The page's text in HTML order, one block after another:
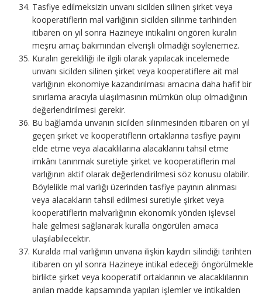
Tasfiye edilmeksizin unvanı sicilden silinen şirket veya
kooperatiflerin mal varlığının sicilden silinme tarihinden
itibaren on yıl sonra Hazineye intikalini öngören kuralın
meşru amaç bakımından elverişli olmadığı söylenemez.
Kuralın gerekliliği ile ilgili olarak yapılacak incelemede
unvanı sicilden silinen şirket veya kooperatiflere ait mal
varlığının ekonomiye kazandırılması amacına daha hafif bir
sınırlama aracıyla ulaşılmasının mümkün olup olmadığının
değerlendirilmesi gerekir.
Bu bağlamda unvanın sicilden silinmesinden itibaren on yıl
geçen şirket ve kooperatiflerin ortaklarına tasfiye payını
elde etme veya alacaklılarına alacaklarını tahsil etme
imkânı tanınmak suretiyle şirket ve kooperatiflerin mal
varlığının aktif olarak değerlendirilmesi söz konusu olabilir.
Böylelikle mal varlığı üzerinden tasfiye payının alınması
veya alacakların tahsil edilmesi suretiyle şirket veya
kooperatiflerin malvarlığının ekonomik yönden işlevsel
hale gelmesi sağlanarak kuralla öngörülen amaca
ulaşılabilecektir.
Kuralda mal varlığının unvana ilişkin kaydın silindiği tarihten
itibaren on yıl sonra Hazineye intikal edeceği öngörülmekle
birlikte şirket veya kooperatif ortaklarının ve alacaklılarının
anılan madde kapsamında yapılan işlemler ve intikalden